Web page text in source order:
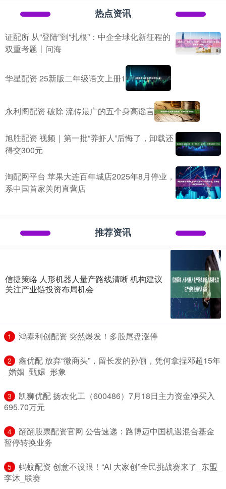
热点资讯
证配所 从“登陆”到“扎根”：中企全球化新征程的
双重考题丨问海
华星配资 25新版二年级语文上册1
永利阁配资 破除 流传最广的五个身高谣言
旭胜配资 视频｜第一批“养虾人”后悔了，卸载还
得交300元
淘配网平台 苹果大连百年城店2025年8月停业，
系中国首家关闭直营店
推荐资讯
信捷策略 人形机器人量产路线清晰 机构建议
关注产业链投资布局机会
1 ​鸿泰利创配资 突然爆发！多股尾盘涨停
2
​鑫优配 放弃“微商头”，留长发的孙俪，凭何拿捏邓超15年
_婚姻_甄嬛_形象
3
​凯狮优配 扬农化工（600486）7月18日主力资金净买入
695.70万元
4
​翻翻股票配资官网 公告速递：路博迈中国机遇混合基金
暂停转换业务
5
​蚂蚊配资 创意不设限！“AI 大家创”全民挑战赛来了_东盟_
李沐_联赛